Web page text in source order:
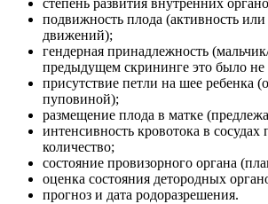
степень развития внутренних
подвижность плода (активность или
движений);
гендерная принадлежность
предыдущем скрининге это было не
присутствие петли на шее ребенка
пуповиной);
размещение плода в матке
интенсивность кровотока в
количество;
состояние провизорного органа
оценка состояния детородных
прогноз и дата родоразрешения.